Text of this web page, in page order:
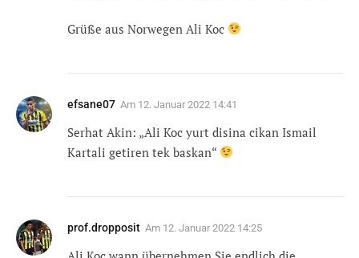
Grüße aus Norwegen Ali Koc
efsane07 Am 12. Januar 2022 14:41
Serhat Akin: „Ali Koc yurt disina cikan Ismail
Kartali getiren tek baskan“
prof.dropposit Am 12. Januar 2022 14:25